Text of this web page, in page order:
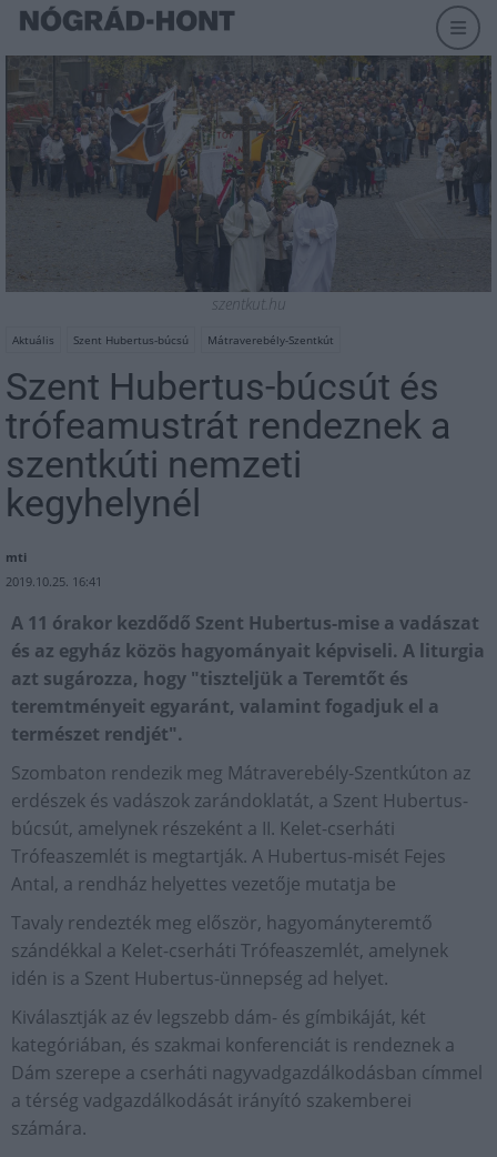
szentkut.hu
Aktuális Szent Hubertus-búcsú Mátraverebély-Szentkút
Szent Hubertus-búcsút és
trófeamustrát rendeznek a
szentkúti nemzeti
kegyhelynél
mti
2019.10.25. 16:41
A 11 órakor kezdődő Szent Hubertus-mise a vadászat
és az egyház közös hagyományait képviseli. A liturgia
azt sugározza, hogy "tiszteljük a Teremtőt és
teremtményeit egyaránt, valamint fogadjuk el a
természet rendjét".
Szombaton rendezik meg Mátraverebély-Szentkúton az
erdészek és vadászok zarándoklatát, a Szent Hubertus-
búcsút, amelynek részeként a II. Kelet-cserháti
Trófeaszemlét is megtartják. A Hubertus-misét Fejes
Antal, a rendház helyettes vezetője mutatja be
Tavaly rendezték meg először, hagyományteremtő
szándékkal a Kelet-cserháti Trófeaszemlét, amelynek
idén is a Szent Hubertus-ünnepség ad helyet.
Kiválasztják az év legszebb dám- és gímbikáját, két
kategóriában, és szakmai konferenciát is rendeznek a
Dám szerepe a cserháti nagyvadgazdálkodásban címmel
a térség vadgazdálkodását irányító szakemberei
számára.